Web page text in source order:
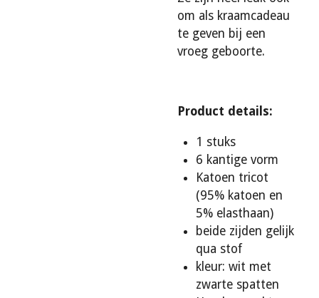
om als kraamcadeau
te geven bij een
vroeg geboorte.
Product details:
1 stuks
6 kantige vorm
Katoen tricot
(95% katoen en
5% elasthaan)
beide zijden gelijk
qua stof
kleur: wit met
zwarte spatten